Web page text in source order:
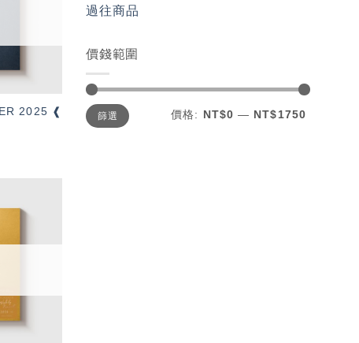
2025 ❰
望輕
過往商品
價錢範圍
最
低
價
最
高
價
篩選 價格: NT$0 — NT$1750